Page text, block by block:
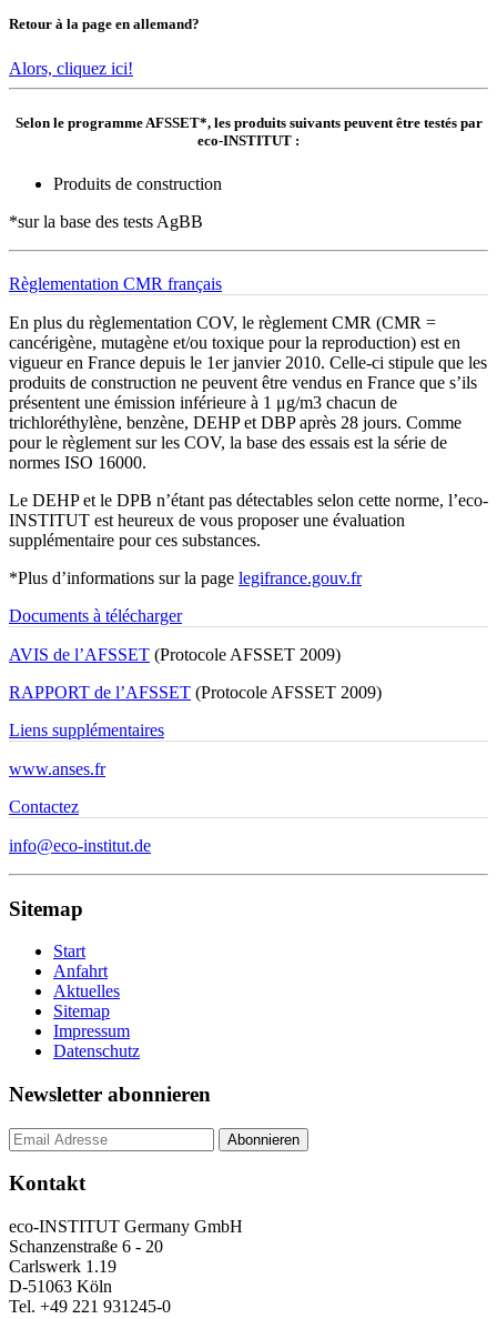
Retour à la page en allemand?
Alors, cliquez ici!
Selon le programme AFSSET*, les produits suivants peuvent être testés par
eco-INSTITUT :
Produits de construction
*sur la base des tests AgBB
Règlementation CMR français
En plus du règlementation COV, le règlement CMR (CMR =
cancérigène, mutagène et/ou toxique pour la reproduction) est en
vigueur en France depuis le 1er janvier 2010. Celle-ci stipule que les
produits de construction ne peuvent être vendus en France que s’ils
présentent une émission inférieure à 1 μg/m3 chacun de
trichloréthylène, benzène, DEHP et DBP après 28 jours. Comme
pour le règlement sur les COV, la base des essais est la série de
normes ISO 16000.
Le DEHP et le DPB n’étant pas détectables selon cette norme, l’eco-
INSTITUT est heureux de vous proposer une évaluation
supplémentaire pour ces substances.
*Plus d’informations sur la page legifrance.gouv.fr
Documents à télécharger
AVIS de l’AFSSET (Protocole AFSSET 2009)
RAPPORT de l’AFSSET (Protocole AFSSET 2009)
Liens supplémentaires
www.anses.fr
Contactez
info@eco-institut.de
Sitemap
Start
Anfahrt
Aktuelles
Sitemap
Impressum
Datenschutz
Newsletter abonnieren
Kontakt
eco-INSTITUT Germany GmbH
Schanzenstraße 6 - 20
Carlswerk 1.19
D-51063 Köln
Tel. +49 221 931245-0